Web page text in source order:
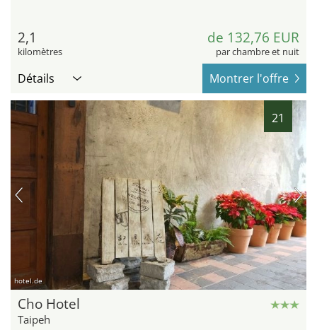
2,1
kilomètres
de 132,76 EUR
par chambre et nuit
Détails Montrer l'offre
21
hotel.de
Cho Hotel
Taipeh